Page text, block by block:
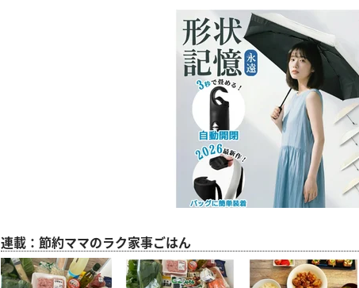
連載：節約ママのラク家事ごはん